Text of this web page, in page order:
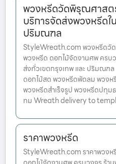
พวงหรีดวัดพิรุณศาสต
บริการจัดส่งพวงหรีดใ
ปริมณฑล
StyleWreath.com พวงหรีดวั
พวงหรีด ดอกไม้จัดงานศพ ครบ
ส่งทั่วเขตกรุงเทพ และ ปริมณฑ
ดอกไม้สด พวงหรีดพัดลม พวงห
พวงหรีดสำเร็จรูป พวงหรีดปทุ
ทม Wreath delivery to
ราคาพวงหรีด
StyleWreath.com ราคาพวงห